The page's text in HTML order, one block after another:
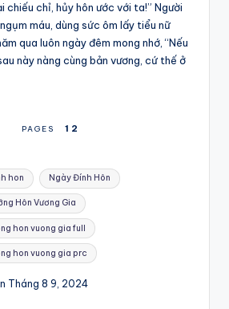
chiếu chỉ, hủy hôn ước với ta!” Người
máu, dùng sức ôm lấy tiểu nữ
qua luôn ngày đêm mong nhớ, “Nếu
này nàng cùng bản vương, cứ thế ở
PAGES 1 2
hon Ngày Đính Hôn
Hôn Vương Gia
hon vuong gia full
hon vuong gia prc
Tháng 8 9, 2024